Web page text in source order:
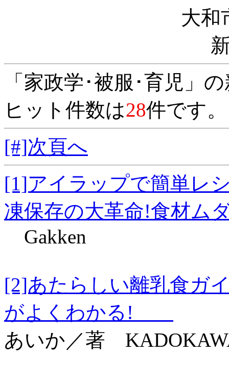
大和
「家政学･被服･育児」
ヒット件数は28件です
[#]次頁へ
[1]アイラップで簡
凍保存の大革命!食材ム
Gakken
[2]あたらしい離乳食
がよくわかる!
あいか／著